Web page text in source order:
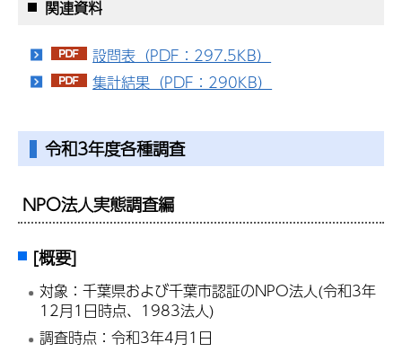
関連資料
設問表（PDF：297.5KB）
集計結果（PDF：290KB）
令和3年度各種調査
NPO法人実態調査編
[概要]
対象：千葉県および千葉市認証のNPO法人(令和3年
12月1日時点、1983法人)
調査時点：令和3年4月1日